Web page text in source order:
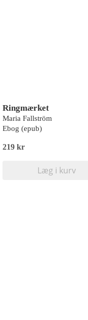
Ringmærket
Maria Fallström
Ebog (epub)
219 kr
Læg i kurv